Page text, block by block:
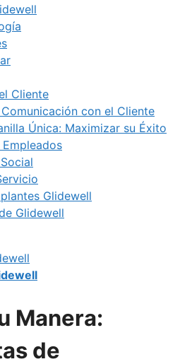
Cliente
con el Cliente
Única: Maximizar su Éxito
Glidewell
Glidewell
Manera:
de